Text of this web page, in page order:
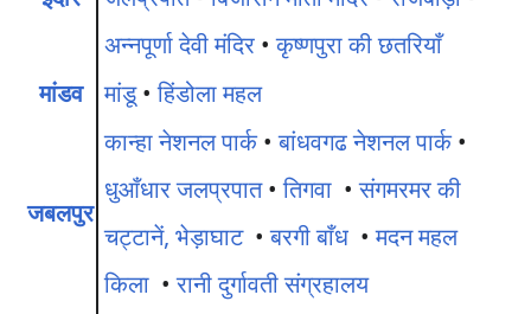
अन्नपूर्णा देवी मंदिर •कृष्णपुरा की छतरियाँ
मांडव
मांडू•हिंडोला महल
जबलपुर
कान्हा नेशनल पार्क•बांधवगढ नेशनल पार्क•
धुआँधार जलप्रपात•तिगवा •संगमरमर की
चट्टानें, भेड़ाघाट•बरगी बाँध •मदन महल
किला •रानी दुर्गावती संग्रहालय